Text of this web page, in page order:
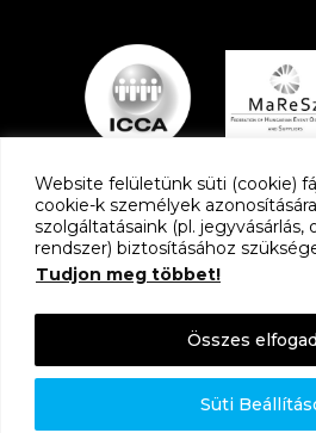
Website felületünk süti (cookie)
cookie-k személyek
szolgáltatásaink (pl. jegyvásárlás,
rendszer) biztosításához
Tudjon meg többet!
Süti
Összes